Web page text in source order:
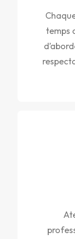
temps